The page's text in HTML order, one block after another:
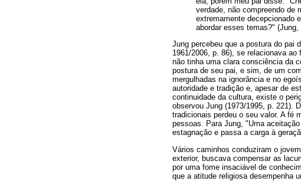
verdade, não compreendo de
extremamente decepcionado
abordar esses temas?" (Jung,
Jung percebeu que a postura do pai
1961/2006, p. 86), se relacionava
não tinha uma clara consciência da
postura de seu pai, e sim, de um
mergulhadas na ignorância e no
autoridade e tradição e, apesar de
continuidade da cultura, existe o
observou Jung (1973/1995, p. 221).
tradicionais perdeu o seu valor. A fé
pessoas. Para Jung, "Uma
estagnação e passa a carga à
Vários caminhos conduziram o
exterior, buscava compensar as
por uma fome insaciável de
que a atitude religiosa desempenha